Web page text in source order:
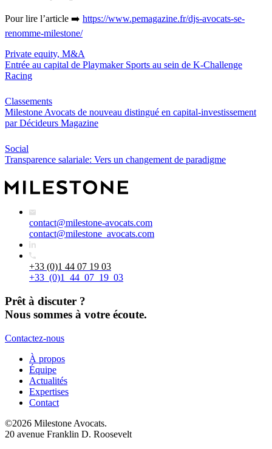
Pour lire l’article ➡️ https://www.pemagazine.fr/djs-avocats-se-
renomme-milestone/
Private equity, M&A
Entrée au capital de Playmaker Sports au sein de K-Challenge
Racing
Classements
Milestone Avocats de nouveau distingué en capital-investissement
par Décideurs Magazine
Social
Transparence salariale: Vers un changement de paradigme
contact@milestone-avocats.com
contact@milestone_avocats.com
+33 (0)1 44 07 19 03
+33_(0)1_44_07_19_03
Prêt à discuter ?
Nous sommes à votre écoute.
Contactez-nous
À propos
Équipe
Actualités
Expertises
Contact
©2026 Milestone Avocats.
20 avenue Franklin D. Roosevelt